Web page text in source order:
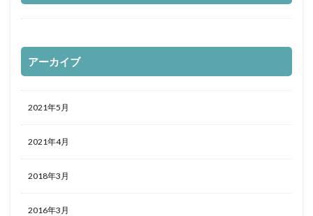
アーカイブ
2021年5月
2021年4月
2018年3月
2016年3月